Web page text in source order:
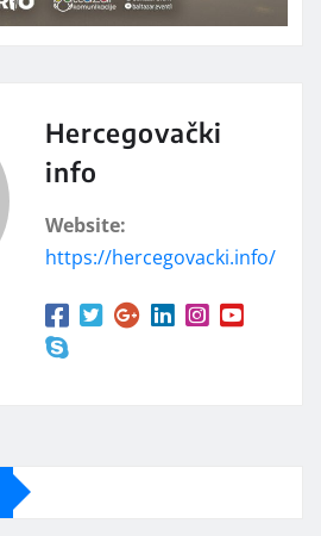
Hercegovački
info
Website:
https://hercegovacki.info/